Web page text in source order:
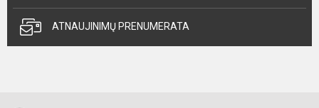
ATNAUJINIMŲ PRENUMERATA